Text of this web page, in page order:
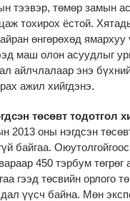
тээвэр, төмөр замын
тохирох ёстой.
өнгөрөхөд
маш олон асуудлыг
айлчлалаар энэ
ажил хийгдэнэ.
төсөвт тодотгол
2013 оны нэгдсэн
байгаа.
450 тэрбум төгрөг
гээд төсвийн орлого
үүсч байна. Мөн